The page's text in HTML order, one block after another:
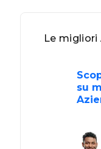
Le migliori
su